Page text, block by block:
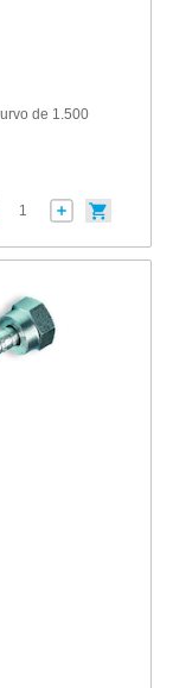
de 1.500